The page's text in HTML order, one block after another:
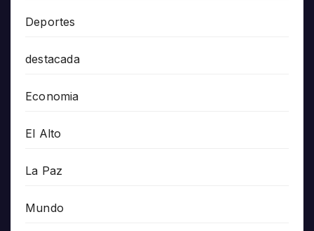
Deportes
destacada
Economia
El Alto
La Paz
Mundo